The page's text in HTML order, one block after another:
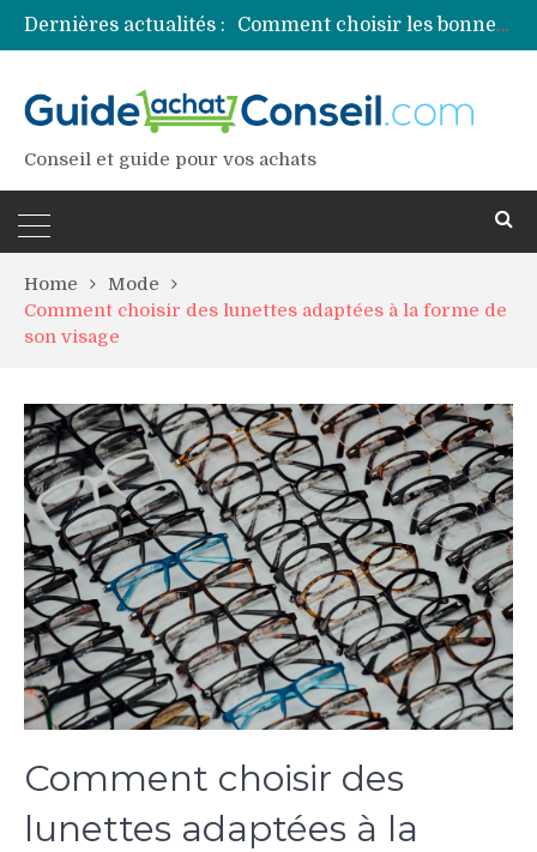
Dernières actualités :
Comment préparer sa piscine pour une période prolongée d’inutilisation ?
Découvrez les principales sources de magnésium
Conseil et guide pour vos achats
Home
Mode
Comment choisir des lunettes adaptées à la forme de
son visage
Comment choisir des
lunettes adaptées à la